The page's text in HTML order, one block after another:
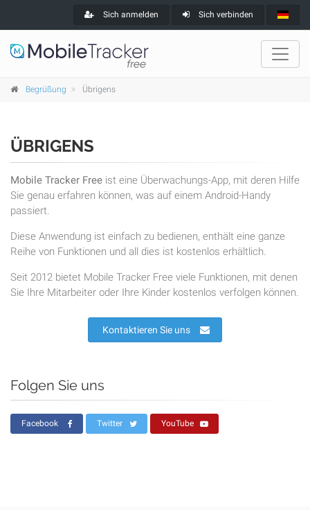
Sich anmelden Sich verbinden
Begrüßung Übrigens
ÜBRIGENS
Mobile Tracker Free ist eine Überwachungs-App, mit deren Hilfe
Sie genau erfahren können, was auf einem Android-Handy
passiert.
Diese Anwendung ist einfach zu bedienen, enthält eine ganze
Reihe von Funktionen und all dies ist kostenlos erhältlich.
Seit 2012 bietet Mobile Tracker Free viele Funktionen, mit denen
Sie Ihre Mitarbeiter oder Ihre Kinder kostenlos verfolgen können.
Kontaktieren Sie uns
Folgen Sie uns
Facebook Twitter YouTube